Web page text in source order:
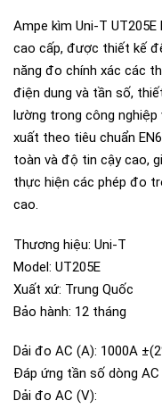
Ampe kìm Uni-T
cao cấp, được thiết kế
năng đo chính xác các
điện dung và tần số,
lường trong công
xuất theo tiêu chuẩn
toàn và độ tin cậy cao,
thực hiện các phép đo
cao.
Thương hiệu: Uni-T
Model: UT205E
Xuất xứ: Trung Quốc
Bảo hành: 12 tháng
Dải đo AC (A): 1000A
Đáp ứng tần số dòng AC
Dải đo AC (V):